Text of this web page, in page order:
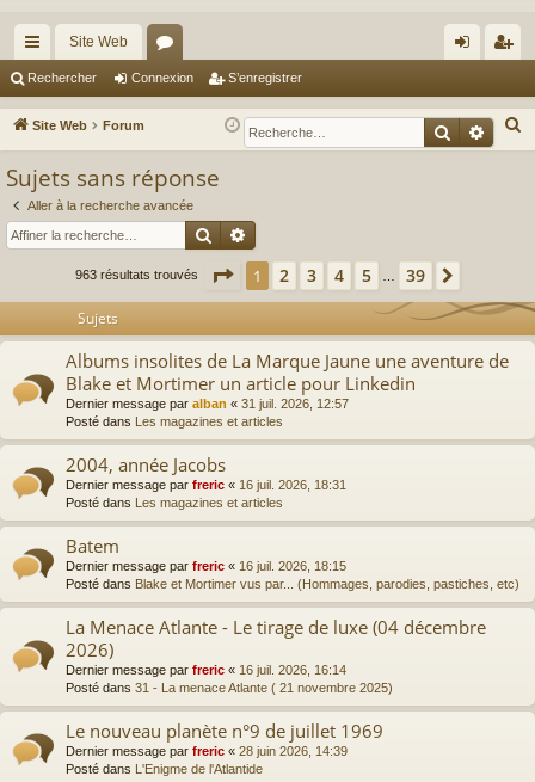
cc
ès
ra
pi
de
Site Web
or
u
m
s
ne
xi
nr
eg
Rechercher Connexion S’enregistrer
Site Web Forum
e
h
e
Sujets sans réponse
Aller à la recherche avancée
Rechercher
963 résultats trouvés Page 1 sur 39
1 2 3 4 5 39
Sujets
Albums insolites de La Marque Jaune une aventure de
Blake et Mortimer un article pour Linkedin
Dernier message par alban « 31 juil. 2026, 12:57
Posté dans Les magazines et articles
2004, année Jacobs
Dernier message par freric « 16 juil. 2026, 18:31
Posté dans Les magazines et articles
Batem
Dernier message par freric « 16 juil. 2026, 18:15
Posté dans Blake et Mortimer vus par... (Hommages, parodies, pastiches, etc)
La Menace Atlante - Le tirage de luxe (04 décembre
2026)
Dernier message par freric « 16 juil. 2026, 16:14
Posté dans 31 - La menace Atlante ( 21 novembre 2025)
Le nouveau planète n°9 de juillet 1969
Dernier message par freric « 28 juin 2026, 14:39
Posté dans L'Enigme de l'Atlantide